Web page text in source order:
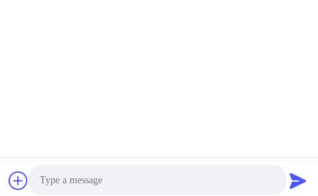
Arma de energia conduzida Fornecedor. © de Copyright 2024-
2026 HUSHA GROUP . Todos os direitos reservados.